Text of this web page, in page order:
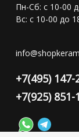
Пн-Сб: с 10-00
Вс: с 10-00 до
+7(495) 147-
+7(925) 851-